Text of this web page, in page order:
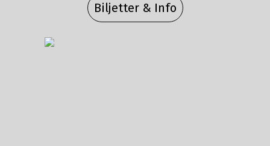
Biljetter & Info